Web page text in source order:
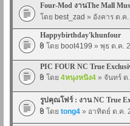
Four-Mod งานThe Mall
โดย best_zad » อังคาร ต.ค
Happybirthday'khunfour
โดย boot4199 » พุธ ต.ค.
PIC FOUR NC True
โดย 4หนุงหนิง4 » จันทร์ ต
รูปคุณโฟร์ : งาน NC True
โดย tong4 » อาทิตย์ ต.ค.